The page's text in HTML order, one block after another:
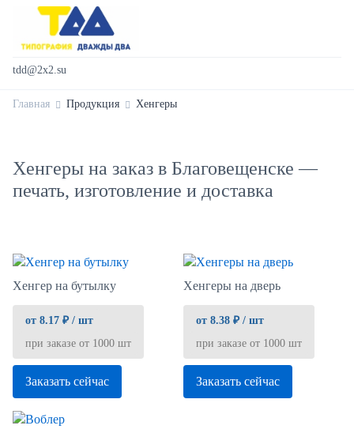
tdd@2x2.su
Главная Продукция Хенгеры
Хенгеры на заказ в Благовещенске —
печать, изготовление и доставка
Хенгер на бутылку
от 8.17 ₽ / шт
при заказе от 1000 шт
Заказать сейчас
Хенгеры на дверь
от 8.38 ₽ / шт
при заказе от 1000 шт
Заказать сейчас